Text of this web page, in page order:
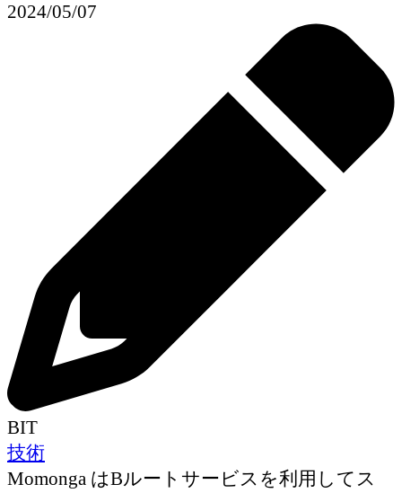
2024/05/07
BIT
技術
Momonga はBルートサービスを利用してス